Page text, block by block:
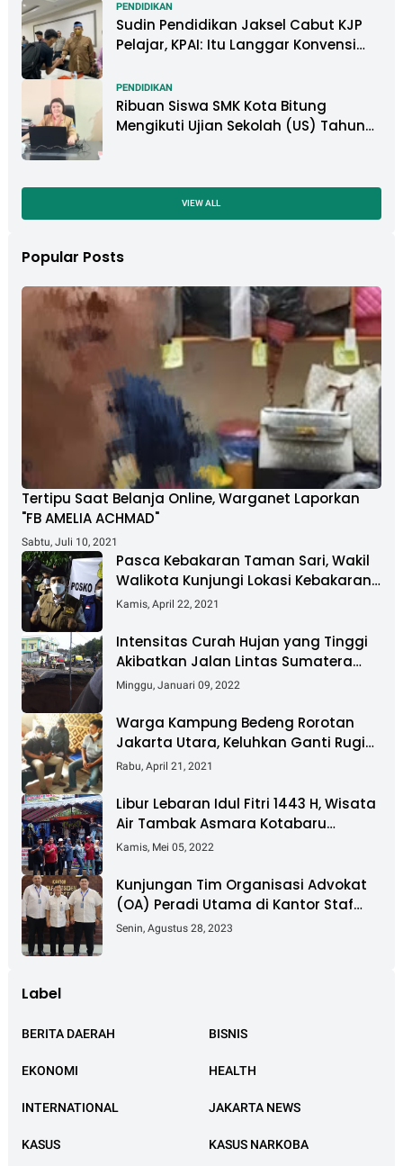
PENDIDIKAN
Sudin Pendidikan Jaksel Cabut KJP
Pelajar, KPAI: Itu Langgar Konvensi
PENDIDIKAN
Ribuan Siswa SMK Kota Bitung
Mengikuti Ujian Sekolah (US) Tahun
VIEW ALL
Popular Posts
Tertipu Saat Belanja Online, Warganet Laporkan
"FB AMELIA ACHMAD"
Sabtu, Juli 10, 2021
Pasca Kebakaran Taman Sari, Wakil
Walikota Kunjungi Lokasi Kebakaran
Dan Salurkan Bantuan
Kamis, April 22, 2021
Intensitas Curah Hujan yang Tinggi
Akibatkan Jalan Lintas Sumatera
Nyaris Putus
Minggu, Januari 09, 2022
Warga Kampung Bedeng Rorotan
Jakarta Utara, Keluhkan Ganti Rugi
Pembebasan Lahan Tol Cibitung -
Rabu, April 21, 2021
Libur Lebaran Idul Fitri 1443 H, Wisata
Air Tambak Asmara Kotabaru
Dipadati Ribuan Pengunjung
Kamis, Mei 05, 2022
Kunjungan Tim Organisasi Advokat
(OA) Peradi Utama di Kantor Staf
Kepresidenan RI Istana Negara
Senin, Agustus 28, 2023
Label
BERITA DAERAH BISNIS
EKONOMI HEALTH
INTERNATIONAL JAKARTA NEWS
KASUS KASUS NARKOBA